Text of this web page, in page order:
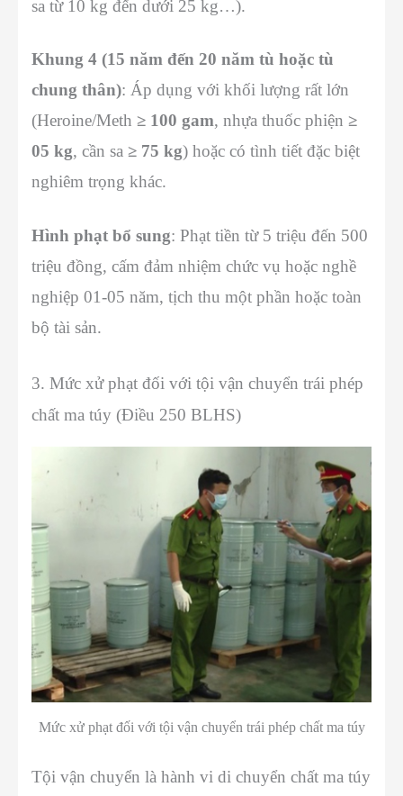
sa từ 10 kg đến dưới 25 kg…).
Khung 4 (15 năm đến 20 năm tù hoặc tù
chung thân): Áp dụng với khối lượng rất lớn
(Heroine/Meth ≥ 100 gam, nhựa thuốc phiện ≥
05 kg, cần sa ≥ 75 kg) hoặc có tình tiết đặc biệt
nghiêm trọng khác.
Hình phạt bổ sung: Phạt tiền từ 5 triệu đến 500
triệu đồng, cấm đảm nhiệm chức vụ hoặc nghề
nghiệp 01-05 năm, tịch thu một phần hoặc toàn
bộ tài sản.
3. Mức xử phạt đối với tội vận chuyển trái phép
chất ma túy (Điều 250 BLHS)
Mức xử phạt đối với tội vận chuyển trái phép chất ma túy
Tội vận chuyển là hành vi di chuyển chất ma túy